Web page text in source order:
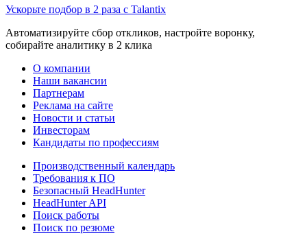
Ускорьте подбор в 2 раза с Talantix
Автоматизируйте сбор откликов, настройте воронку,
собирайте аналитику в 2 клика
О компании
Наши вакансии
Партнерам
Реклама на сайте
Новости и статьи
Инвесторам
Кандидаты по профессиям
Производственный календарь
Требования к ПО
Безопасный HeadHunter
HeadHunter API
Поиск работы
Поиск по резюме